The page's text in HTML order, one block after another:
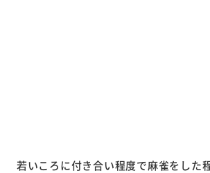
若いころに付き合い程度で麻雀をした